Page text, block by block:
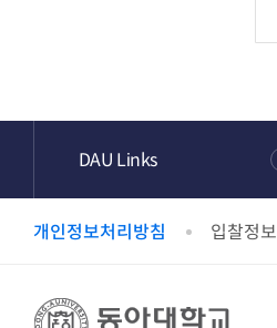
개인정보처리방침 입찰정보
DAU Links